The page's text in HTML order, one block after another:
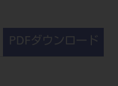
PDFダウンロード